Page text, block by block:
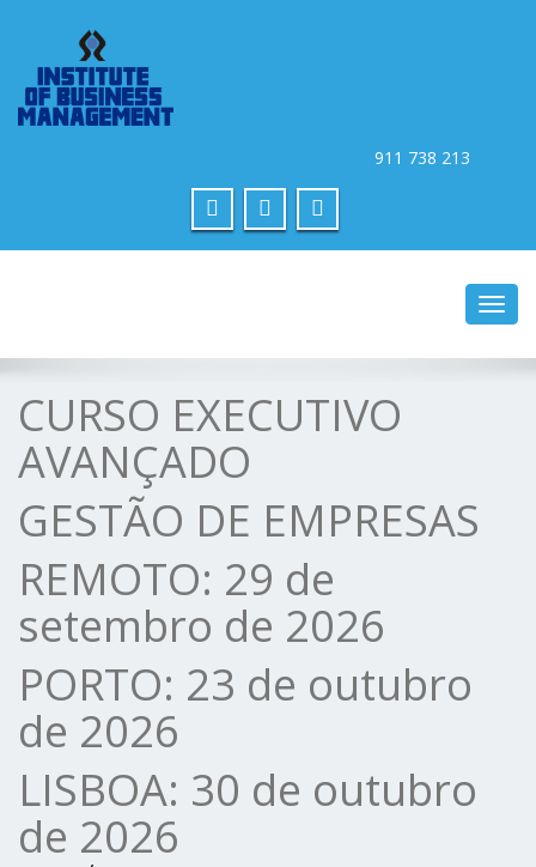
Toggle
CURSO EXECUTIVO
AVANÇADO
GESTÃO DE EMPRESAS
REMOTO: 29 de
setembro de 2026
PORTO: 23 de outubro
de 2026
LISBOA: 30 de outubro
de 2026